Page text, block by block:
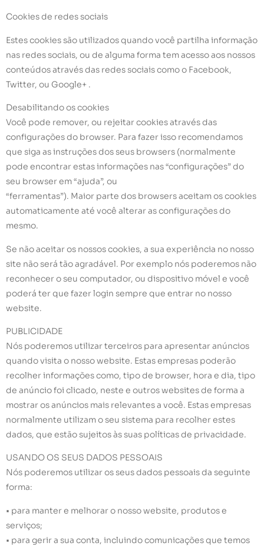
Cookies de redes sociais
Estes cookies são utilizados quando você partilha informação
nas redes sociais, ou de alguma forma tem acesso aos nossos
conteúdos através das redes sociais como o Facebook,
Twitter, ou Google+ .
Desabilitando os cookies
Você pode remover, ou rejeitar cookies através das
configurações do browser. Para fazer isso recomendamos
que siga as instruções dos seus browsers (normalmente
pode encontrar estas informações nas “configurações” do
seu browser em “ajuda”, ou
“ferramentas”). Maior parte dos browsers aceitam os cookies
automaticamente até você alterar as configurações do
mesmo.
Se não aceitar os nossos cookies, a sua experiência no nosso
site não será tão agradável. Por exemplo nós poderemos não
reconhecer o seu computador, ou dispositivo móvel e você
poderá ter que fazer login sempre que entrar no nosso
website.
PUBLICIDADE
Nós poderemos utilizar terceiros para apresentar anúncios
quando visita o nosso website. Estas empresas poderão
recolher informações como, tipo de browser, hora e dia, tipo
de anúncio foi clicado, neste e outros websites de forma a
mostrar os anúncios mais relevantes a você. Estas empresas
normalmente utilizam o seu sistema para recolher estes
dados, que estão sujeitos às suas políticas de privacidade.
USANDO OS SEUS DADOS PESSOAIS
Nós poderemos utilizar os seus dados pessoais da seguinte
forma:
• para manter e melhorar o nosso website, produtos e
serviços;
• para gerir a sua conta, incluindo comunicações que temos